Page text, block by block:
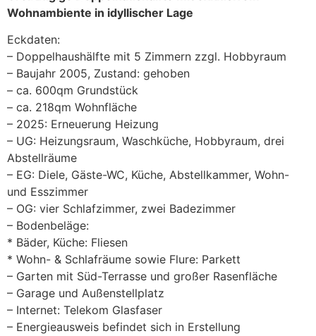
Wohnambiente in idyllischer Lage
Eckdaten:
– Doppelhaushälfte mit 5 Zimmern zzgl. Hobbyraum
– Baujahr 2005, Zustand: gehoben
– ca. 600qm Grundstück
– ca. 218qm Wohnfläche
– 2025: Erneuerung Heizung
– UG: Heizungsraum, Waschküche, Hobbyraum, drei
Abstellräume
– EG: Diele, Gäste-WC, Küche, Abstellkammer, Wohn-
und Esszimmer
– OG: vier Schlafzimmer, zwei Badezimmer
– Bodenbeläge:
* Bäder, Küche: Fliesen
* Wohn- & Schlafräume sowie Flure: Parkett
– Garten mit Süd-Terrasse und großer Rasenfläche
– Garage und Außenstellplatz
– Internet: Telekom Glasfaser
– Energieausweis befindet sich in Erstellung